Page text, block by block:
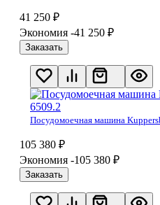
41 250 ₽
Экономия -41 250 ₽
Заказать
Посудомоечная машина
105 380 ₽
Экономия -105 380 ₽
Заказать